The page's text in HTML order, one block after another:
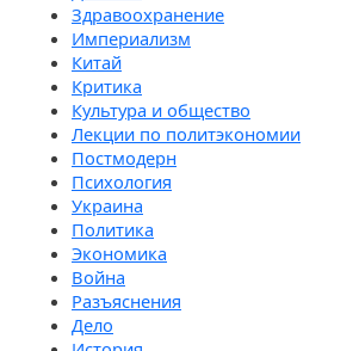
Здравоохранение
Империализм
Китай
Критика
Культура и общество
Лекции по политэкономии
Постмодерн
Психология
Украина
Политика
Экономика
Война
Разъяснения
Дело